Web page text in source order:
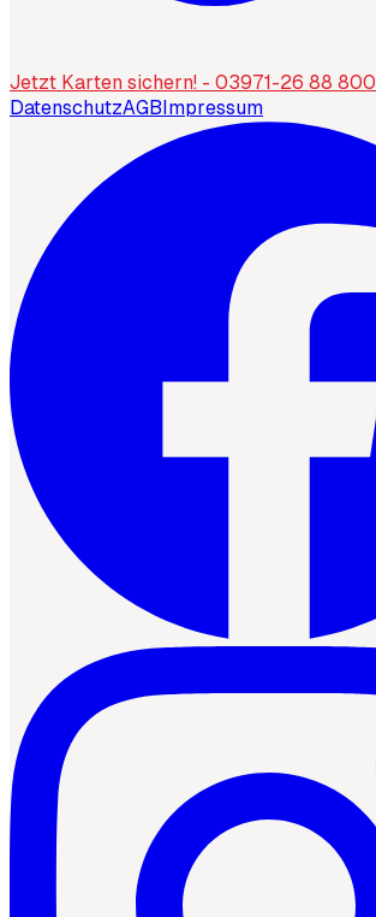
Jetzt Karten sichern! - 03971-26 88 800
DatenschutzAGBImpressum